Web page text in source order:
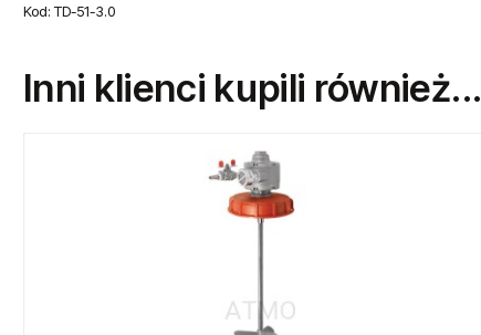
Kod: TD-51-3.0
Inni klienci kupili również...